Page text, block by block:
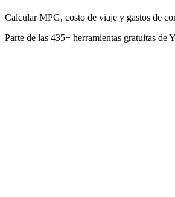
Calcular MPG, costo de viaje y gastos de
Parte de las 435+ herramientas gratuitas de